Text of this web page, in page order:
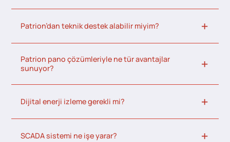
Patrion’dan teknik destek alabilir miyim?
Patrion pano çözümleriyle ne tür avantajlar
sunuyor?
Dijital enerji izleme gerekli mi?
SCADA sistemi ne işe yarar?